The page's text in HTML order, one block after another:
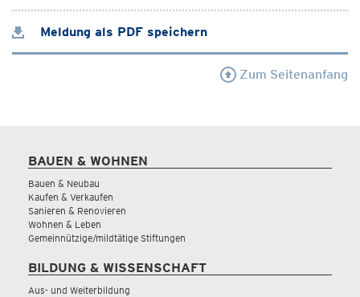
Meldung als PDF speichern
Zum Seitenanfang
BAUEN & WOHNEN
Bauen & Neubau
Kaufen & Verkaufen
Sanieren & Renovieren
Wohnen & Leben
Gemeinnützige/mildtätige Stiftungen
BILDUNG & WISSENSCHAFT
Aus- und Weiterbildung